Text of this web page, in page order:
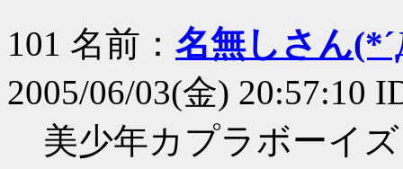
101 名前： 名無しさん
2005/06/03(金) 20:57:10
美少年カプラボーイ